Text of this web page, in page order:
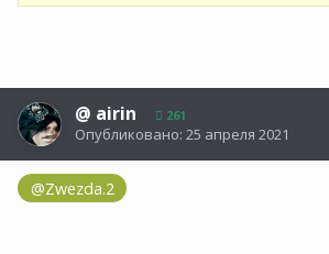
@ airin 261
Опубликовано: 25 апреля 2021
@Zwezda.2